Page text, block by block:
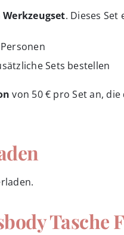
Werkzeugset. Dieses
Sets bestellen
von 50 € pro Set an,
Tasche